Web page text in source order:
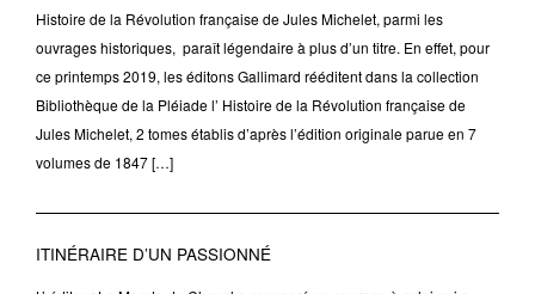
Histoire de la Révolution française de Jules Michelet, parmi les
ouvrages historiques, paraît légendaire à plus d’un titre. En effet, pour
ce printemps 2019, les éditons Gallimard rééditent dans la collection
Bibliothèque de la Pléiade l’ Histoire de la Révolution française de
Jules Michelet, 2 tomes établis d’après l’édition originale parue en 7
volumes de 1847 […]
ITINÉRAIRE D’UN PASSIONNÉ